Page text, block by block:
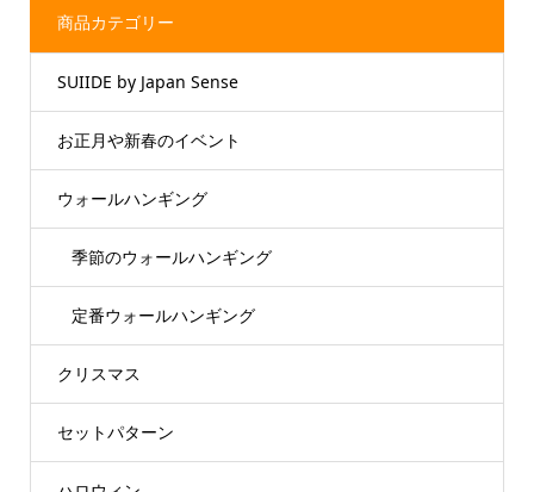
商品カテゴリー
SUIIDE by Japan Sense
お正月や新春のイベント
ウォールハンギング
季節のウォールハンギング
定番ウォールハンギング
クリスマス
セットパターン